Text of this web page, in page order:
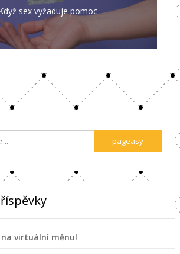
sex vyžaduje pomoc
virtuální měnu!